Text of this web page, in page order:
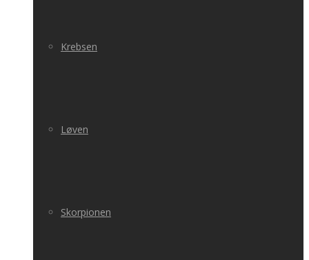
Krebsen
Løven
Skorpionen